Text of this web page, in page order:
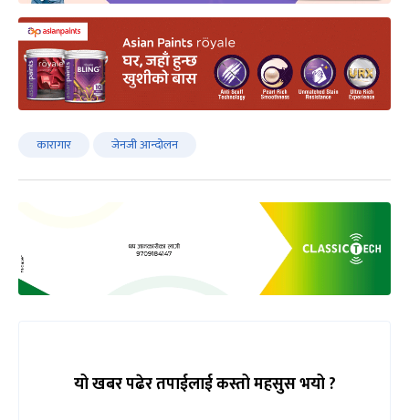
कारागार जेनजी आन्दोलन
यो खबर पढेर तपाईलाई कस्तो महसुस भयो ?